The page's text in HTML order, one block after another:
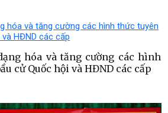
hóa và tăng cường các hình
cử Quốc hội và HĐND các cấp